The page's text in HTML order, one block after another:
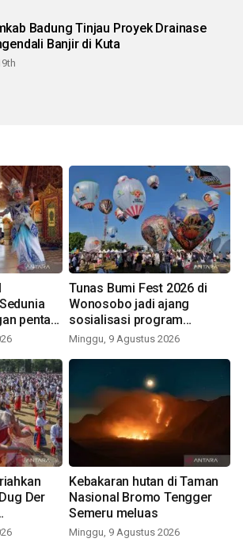
Badung Tinjau Proyek Drainase
Banjir di Kuta
pentas
Tunas Bumi Fest 2026 di
Wonosobo jadi ajang
sosialisasi program
pemerintah lewat balon
Minggu, 9 Agustus 2026
Der
Kebakaran hutan di Taman
Nasional Bromo Tengger
Semeru meluas
Minggu, 9 Agustus 2026